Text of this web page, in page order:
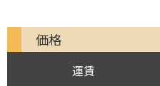
価格
運賃